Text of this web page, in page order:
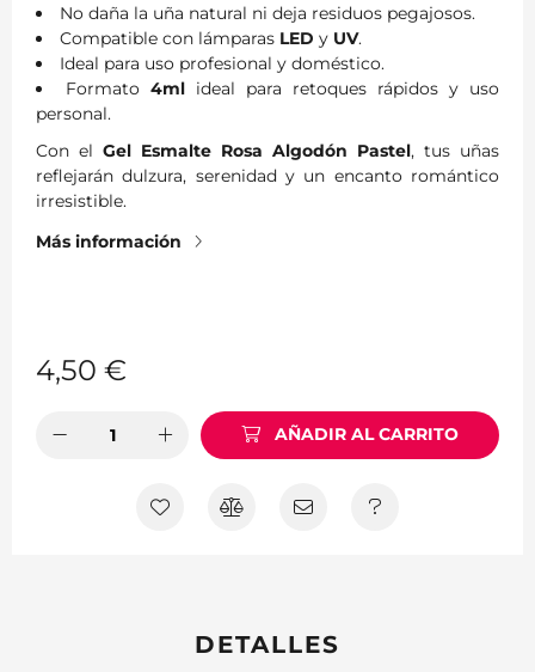
No daña la uña natural ni deja residuos pegajosos.
Compatible con lámparas LED y UV.
Ideal para uso profesional y doméstico.
Formato 4ml ideal para retoques rápidos y uso
personal.
Con el Gel Esmalte Rosa Algodón Pastel, tus uñas
reflejarán dulzura, serenidad y un encanto romántico
irresistible.
Más información
4,50 €
AÑADIR AL CARRITO
DETALLES